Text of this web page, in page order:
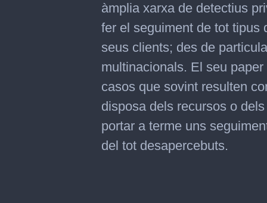
àmplia xarxa de detectius
fer el seguiment de tot tipus
seus clients; des de
multinacionals. El seu
casos que sovint resulten
disposa dels recursos o
portar a terme uns
del tot desapercebuts.